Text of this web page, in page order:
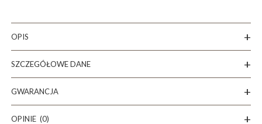
OPIS
SZCZEGÓŁOWE DANE
GWARANCJA
OPINIE (0)